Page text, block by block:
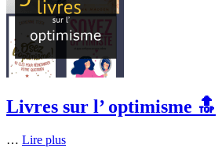
Livres sur l’ optimisme 🔝
… Lire plus